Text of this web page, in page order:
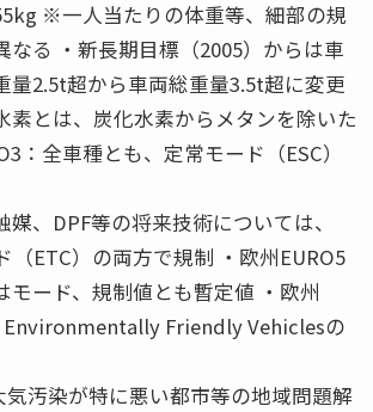
※一人当たりの体重等、細部の規
なる ・新長期目標（2005）からは車
量2.5t超から車両総重量3.5t超に変更
素とは、炭化水素からメタンを除いた
：全車種とも、定常モード（ESC）
、DPF等の将来技術については、
（ETC）の両方で規制 ・欧州EURO5
モード、規制値とも暫定値 ・欧州
Environmentally Friendly Vehiclesの
気汚染が特に悪い都市等の地域問題解